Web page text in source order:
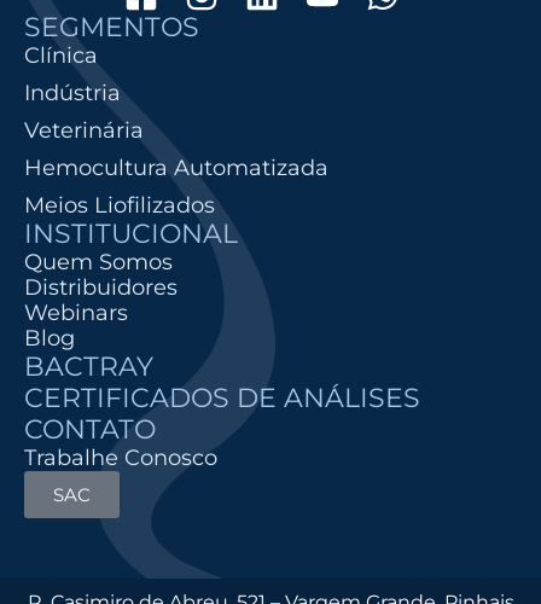
SEGMENTOS
Clínica
Indústria
Veterinária
Hemocultura Automatizada
Meios Liofilizados
INSTITUCIONAL
Quem Somos
Distribuidores
Webinars
Blog
BACTRAY
CERTIFICADOS DE ANÁLISES
CONTATO
Trabalhe Conosco
SAC